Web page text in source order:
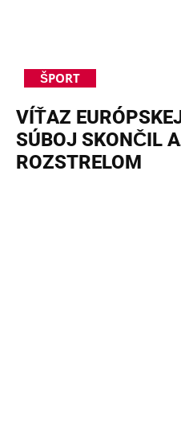
ŠPORT
VÍŤAZ
SÚBOJ SKONČIL
ROZSTRELOM